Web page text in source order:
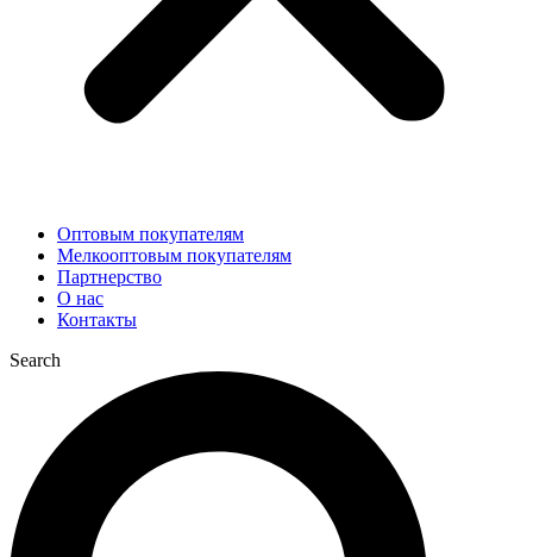
Оптовым покупателям
Мелкооптовым покупателям
Партнерство
О нас
Контакты
Search